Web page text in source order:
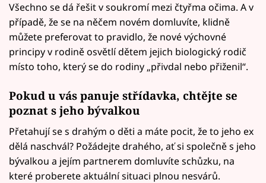
Všechno se dá řešit v soukromí mezi čtyřma očima. A v
případě, že se na něčem novém domluvíte, klidně
můžete preferovat to pravidlo, že nové výchovné
principy v rodině osvětlí dětem jejich biologický rodič
místo toho, který se do rodiny „přivdal nebo přiženil“.
Pokud u vás panuje střídavka, chtějte se
poznat s jeho bývalkou
Přetahují se s drahým o děti a máte pocit, že to jeho ex
dělá naschvál? Požádejte drahého, ať si společně s jeho
bývalkou a jejím partnerem domluvíte schůzku, na
které proberete aktuální situaci plnou nesvárů.